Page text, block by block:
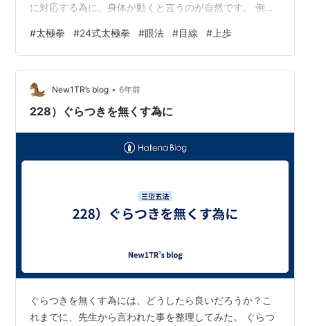
に対応する為に、身体が動くと言うのが自然です。 例え
けて相手を確認していますか？ 24式太極拳に慣れて来る
と、次の動作が分かっているので、手も足も勝手にその
動きを、始めてしまいますが、これでは動きに纏まりが
出て来ません。 野馬分鬃で、定式から后坐→碾歩→収脚
→上歩と移動する時の目線の方向を文字に書いて表現す
#太極拳 #24式太極拳 #眼法 #目線 # 上歩
New1TR’s blog • 6年前
228）ぐらつきを無くす為に
ぐらつきを無くす為には、どうしたら良いだろうか？こ
れまでに、先生から言われた事を整理してみた。 ぐらつ